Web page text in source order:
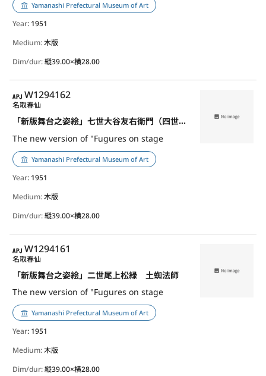
Yamanashi Prefectural Museum of Art
Year: 1951
Medium:木版
Dim/dur:縦39.00×横28.00
APJ
W1294162
「新版舞台之姿絵」七世大谷友右衛門（四世雀右衛門） 雪女郎
The new version of "Fugures on stage
名取春仙
Yamanashi Prefectural Museum of Art
Year: 1951
Medium:木版
Dim/dur:縦39.00×横28.00
APJ
W1294161
「新版舞台之姿絵」二世尾上松緑 土蜘法師
The new version of "Fugures on stage
名取春仙
Yamanashi Prefectural Museum of Art
Year: 1951
Medium:木版
Dim/dur:縦39.00×横28.00